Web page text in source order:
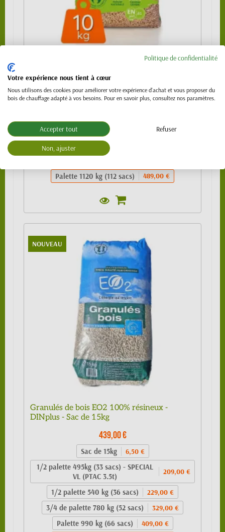
Granulés de bois 100% résineux- BIO PELLET
489,00 €
4,99 €
1/4 de palette (24 sacs)
1/2 palette 480kg (48 sacs) - SPECIAL
VL (PTAC 3.5t)
Palette 1120 kg (112 sacs) 489,00 €
NOUVEAU
Granulés de bois EO2 100% résineux -
DINplus - Sac de 15kg
439,00 €
Sac de 15kg 6,50 €
1/2 palette 495kg (33 sacs) - SPECIAL
VL (PTAC 3.5t)
209,00 €
1/2 palette 540 kg (36 sacs) 229,00 €
3/4 de palette 780 kg (52 sacs) 329,00 €
Palette 990 kg (66 sacs) 409,00 €
Politique de confidentialité
Votre expérience nous tient à cœur
Nous utilisons des cookies pour améliorer votre expérience d'achat et vous proposer du
bois de chauffage adapté à vos besoins. Pour en savoir plus, consultez nos paramètres.
Accepter tout Refuser
Non, ajuster